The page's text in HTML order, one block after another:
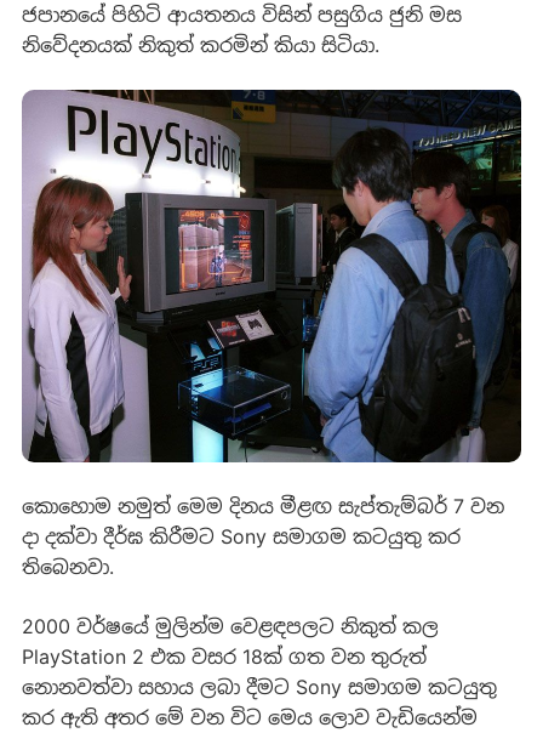
ජපානයේ පිහිටි ආයතනය විසින් පසුගිය ජුනි මස
නිවේදනයක් නිකුත් කරමින් කියා සිටියා.
කොහොම නමුත් මෙම දිනය මීළඟ සැප්තැම්බර් 7 වන
දා දක්වා දීර්ඝ කිරීමට Sony සමාගම කටයුතු කර
තිබෙනවා.
2000 වර්ෂයේ මුලින්ම වෙළඳපලට නිකුත් කල
PlayStation 2 එක වසර 18ක් ගත වන තුරුත්
නොනවත්වා සහාය ලබා දීමට Sony සමාගම කටයුතු
කර ඇති අතර මේ වන විට මෙය ලොව වැඩියෙන්ම